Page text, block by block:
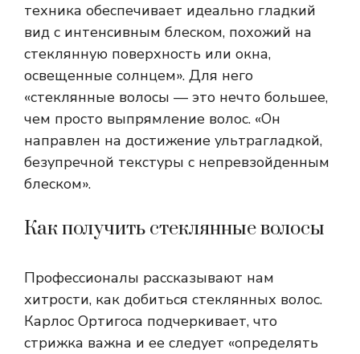
техника обеспечивает идеально гладкий
вид с интенсивным блеском, похожий на
стеклянную поверхность или окна,
освещенные солнцем». Для него
«стеклянные волосы — это нечто большее,
чем просто выпрямление волос. «Он
направлен на достижение ультрагладкой,
безупречной текстуры с непревзойденным
блеском».
Как получить стеклянные волосы
Профессионалы рассказывают нам
хитрости, как добиться стеклянных волос.
Карлос Ортигоса подчеркивает, что
стрижка важна и ее следует «определять